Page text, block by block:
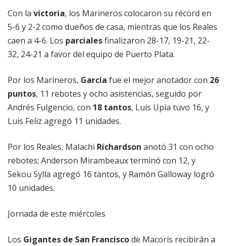
Con la victoria, los Marineros colocaron su récord en
5-6 y 2-2 como dueños de casa, mientras que los Reales
caen a 4-6. Los parcialesfinalizaron 28-17, 19-21, 22-
32, 24-21 a favor del equipo de Puerto Plata.
Por los Marineros, García fue el mejor anotador con 26
puntos, 11 rebotes y ocho asistencias, seguido por
Andrés Fulgencio, con 18 tantos, Luis Upía tuvo 16, y
Luis Feliz agregó 11 unidades.
Por los Reales, Malachi Richardson anotó 31 con ocho
rebotes; Anderson Mirambeaux terminó con 12, y
Sekou Sylla agregó 16 tantos, y Ramón Galloway logró
10 unidades.
Jornada de este miércoles
Los Gigantes de San Franciscode Macorís recibirán a